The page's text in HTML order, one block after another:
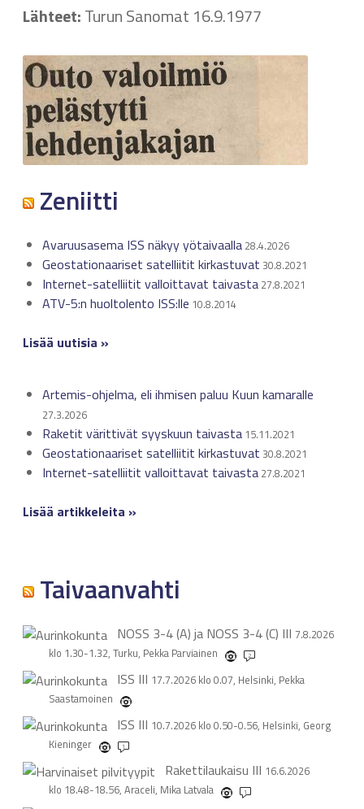
Lähteet:Turun Sanomat 16.9.1977
Zeniitti
Avaruusasema ISS näkyy yötaivaalla 28.4.2026
Geostationaariset satelliitit kirkastuvat 30.8.2021
Internet-satelliitit valloittavat taivasta 27.8.2021
ATV-5:n huoltolento ISS:lle 10.8.2014
Lisää uutisia »
Artemis-ohjelma, eli ihmisen paluu Kuun kamaralle
27.3.2026
Raketit värittivät syyskuun taivasta 15.11.2021
Geostationaariset satelliitit kirkastuvat 30.8.2021
Internet-satelliitit valloittavat taivasta 27.8.2021
Lisää artikkeleita »
Taivaanvahti
NOSS 3-4 (A) ja NOSS 3-4 (C) III 7.8.2026
klo 1.30-1.32, Turku, Pekka Parviainen 2
ISS III 17.7.2026 klo 0.07, Helsinki, Pekka
Saastamoinen
ISS III 10.7.2026 klo 0.50-0.56, Helsinki, Georg
Kieninger 1
Rakettilaukaisu III 16.6.2026
klo 18.48-18.56, Araceli, Mika Latvala 1